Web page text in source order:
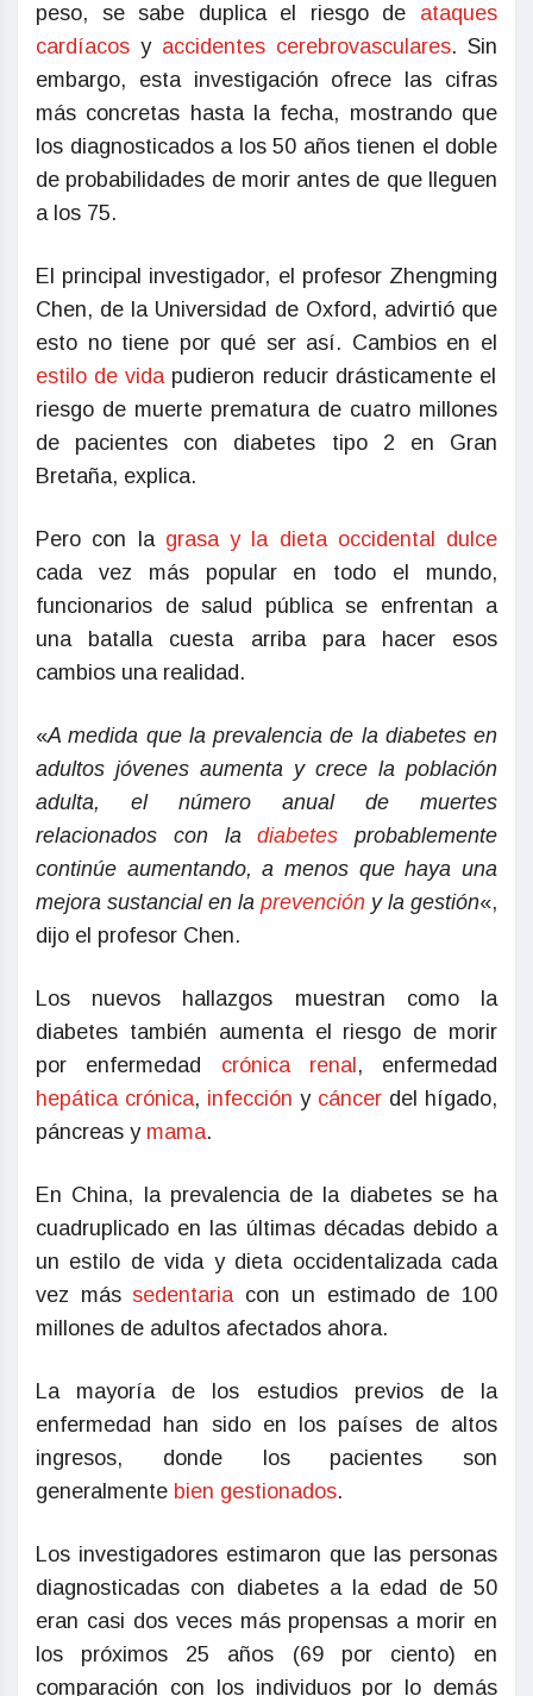
peso, se sabe duplica el riesgo de ataques
cardíacos y accidentes cerebrovasculares. Sin
embargo, esta investigación ofrece las cifras
más concretas hasta la fecha, mostrando que
los diagnosticados a los 50 años tienen el doble
de probabilidades de morir antes de que lleguen
a los 75.
El principal investigador, el profesor Zhengming
Chen, de la Universidad de Oxford, advirtió que
esto no tiene por qué ser así. Cambios en el
estilo de vidapudieron reducir drásticamente el
riesgo de muerte prematura de cuatro millones
de pacientes con diabetes tipo 2 en Gran
Bretaña, explica.
Pero con la grasa y la dieta occidental dulce
cada vez más popular en todo el mundo,
funcionarios de salud pública se enfrentan a
una batalla cuesta arriba para hacer esos
cambios una realidad.
«A medida que la prevalencia de la diabetes en
adultos jóvenes aumenta y crece la población
adulta, el número anual de muertes
relacionados con ladiabetes probablemente
continúe aumentando, a menos que haya una
mejora sustancial en la prevención y la gestión«,
dijo el profesor Chen.
Los nuevos hallazgos muestran como la
diabetes también aumenta el riesgo de morir
por enfermedad
crónica renal , enfermedad
hepática crónica, infección y cáncer del hígado,
páncreas y mama.
En China, la prevalencia de la diabetes se ha
cuadruplicado en las últimas décadas debido a
un estilo de vida y dieta occidentalizada cada
vez mássedentaria con un estimado de 100
millones de adultos afectados ahora.
La mayoría de los estudios previos de la
enfermedad han sido en los países de altos
ingresos, donde los pacientes son
generalmente bien gestionados.
Los investigadores estimaron que las personas
diagnosticadas con diabetes a la edad de 50
eran casi dos veces más propensas a morir en
los próximos 25 años (69 por ciento) en
comparación con los individuos por lo demás